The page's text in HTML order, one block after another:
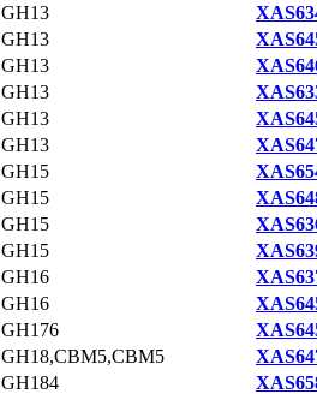
GH13
GH13
GH13
GH13
GH13
GH13
GH15
GH15
GH15
GH15
GH16
GH16
GH176
GH18,CBM5,CBM5
GH184